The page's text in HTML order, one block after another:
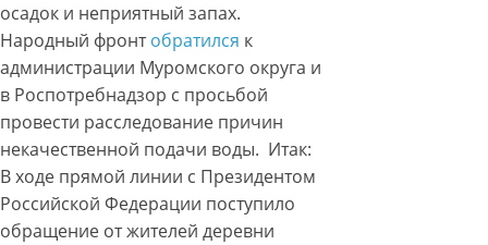
осадок и неприятный запах.
Народный фронтобратился к
администрации Муромского округа и
в Роспотребнадзор с просьбой
провести расследование причин
некачественной подачи воды. Итак:
В ходе прямой линии с Президентом
Российской Федерации поступило
обращение от жителей деревни